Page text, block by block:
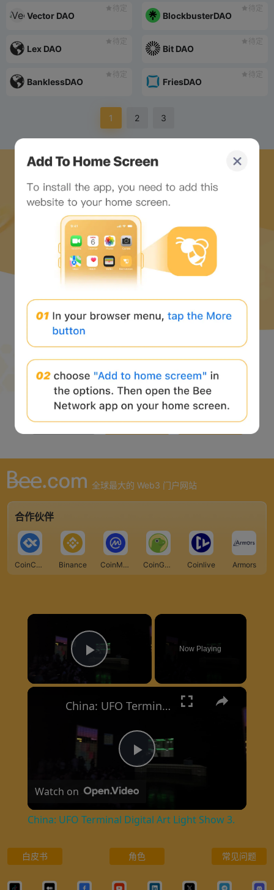
待定
Vector DAO
待定
BlockbusterDAO
待定
Lex DAO
待定
Bit DAO
待定
BanklessDAO
待定
FriesDAO
1 2 3
下载蜜蜂网络 APP
并开始 web3 之旅
全球最大的 Web3 门户网站
合作伙伴
CoinCarp Binance CoinMarketCap CoinGecko Coinlive Armors
×
Play Video
Now Playing
×
P
China: UFO Terminal Digital Art Light Show 3.
Watch on
China: UFO Terminal Digital Art Light Show 3.
白皮书 角色 常见问题